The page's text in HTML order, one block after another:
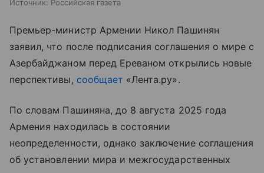
Источник: Российская газета
Премьер-министр Армении Никол Пашинян
заявил, что после подписания соглашения о мире с
Азербайджаном перед Ереваном открылись новые
перспективы, сообщает «Лента.ру».
По словам Пашиняна, до 8 августа 2025 года
Армения находилась в состоянии
неопределенности, однако заключение соглашения
об установлении мира и межгосударственных